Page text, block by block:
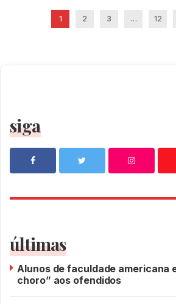
1 2 3 … 12
siga
últimas
Alunos de faculdade americana
choro” aos ofendidos